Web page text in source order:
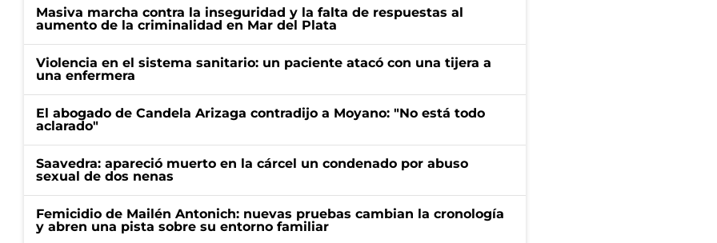
Masiva marcha contra la inseguridad y la falta de respuestas al
aumento de la criminalidad en Mar del Plata
Violencia en el sistema sanitario: un paciente atacó con una tijera a
una enfermera
El abogado de Candela Arizaga contradijo a Moyano: "No está todo
aclarado"
Saavedra: apareció muerto en la cárcel un condenado por abuso
sexual de dos nenas
Femicidio de Mailén Antonich: nuevas pruebas cambian la cronología
y abren una pista sobre su entorno familiar